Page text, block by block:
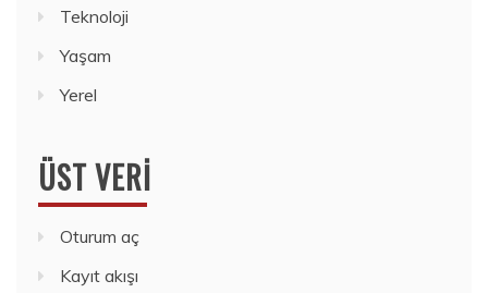
Teknoloji
Yaşam
Yerel
ÜST VERI
Oturum aç
Kayıt akışı